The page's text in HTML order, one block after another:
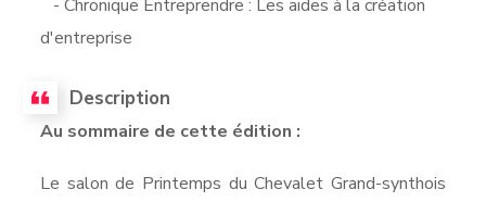
- Chronique Entreprendre : Les aides à la création
d'entreprise
Description
Au sommaire de cette édition :
Le salon de Printemps du Chevalet Grand-synthois